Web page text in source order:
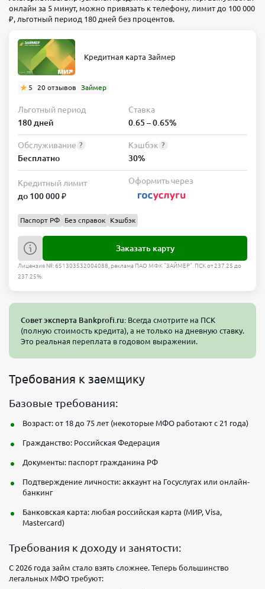
онлайн за 5 минут, можно привязать к телефону, лимит до 100 000
₽, льготный период 180 дней без процентов.
Кредитная карта Займер
5 20 отзывов Займер
Льготный период
180 дней
Ставка
0.65 – 0.65%
Обслуживание ?
Бесплатно
Кэшбэк ?
30%
Кредитный лимит
до 100 000 ₽
Оформить через
Паспорт РФ Без справок Кэшбэк
Заказать карту
Лицензия №: 651303532004088, реклама ПАО МФК "ЗАЙМЕР". ПСК от 237.25 до
237.25%.
Совет эксперта Bankprofi.ru: Всегда смотрите на ПСК
(полную стоимость кредита), а не только на дневную ставку.
Это реальная переплата в годовом выражении.
Требования к заемщику
Базовые требования:
Возраст: от 18 до 75 лет (некоторые МФО работают с 21 года)
Гражданство: Российская Федерация
Документы: паспорт гражданина РФ
Подтверждение личности: аккаунт на Госуслугах или онлайн-
банкинг
Банковская карта: любая российская карта (МИР, Visa,
Mastercard)
Требования к доходу и занятости:
С 2026 года займ стало взять сложнее. Теперь большинство
легальных МФО требуют: